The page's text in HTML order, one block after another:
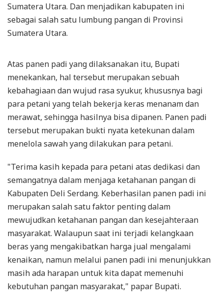
Sumatera Utara. Dan menjadikan kabupaten ini
sebagai salah satu lumbung pangan di Provinsi
Sumatera Utara.
Atas panen padi yang dilaksanakan itu, Bupati
menekankan, hal tersebut merupakan sebuah
kebahagiaan dan wujud rasa syukur, khususnya bagi
para petani yang telah bekerja keras menanam dan
merawat, sehingga hasilnya bisa dipanen. Panen padi
tersebut merupakan bukti nyata ketekunan dalam
menelola sawah yang dilakukan para petani.
"Terima kasih kepada para petani atas dedikasi dan
semangatnya dalam menjaga ketahanan pangan di
Kabupaten Deli Serdang. Keberhasilan panen padi ini
merupakan salah satu faktor penting dalam
mewujudkan ketahanan pangan dan kesejahteraan
masyarakat. Walaupun saat ini terjadi kelangkaan
beras yang mengakibatkan harga jual mengalami
kenaikan, namun melalui panen padi ini menunjukkan
masih ada harapan untuk kita dapat memenuhi
kebutuhan pangan masyarakat," papar Bupati.